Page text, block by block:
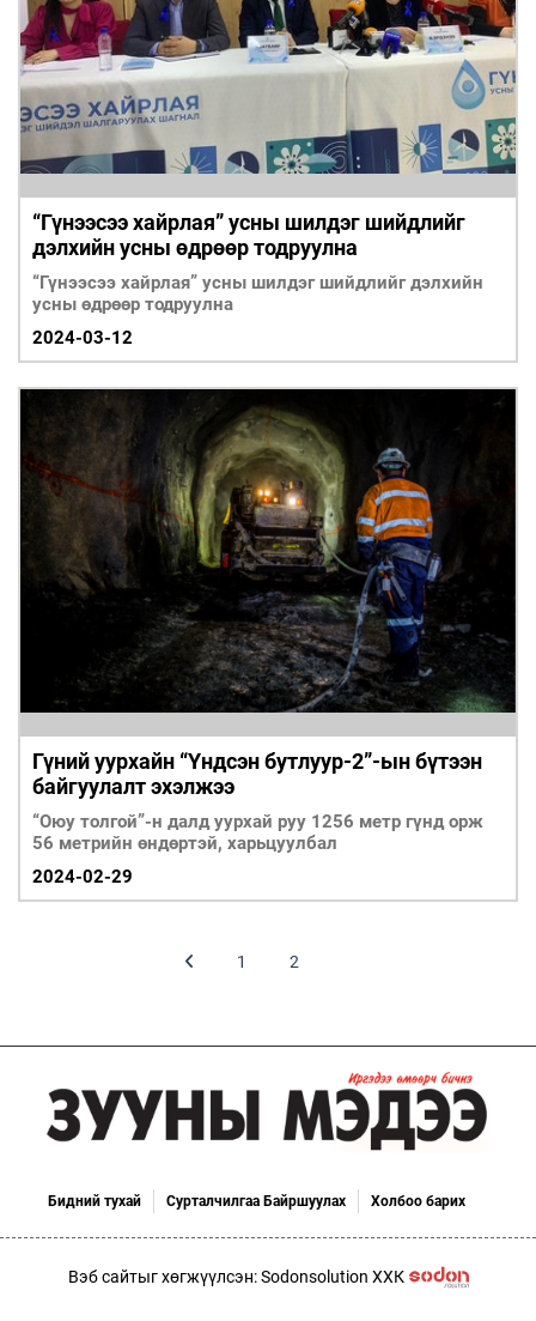
“Гүнээсээ хайрлая” усны шилдэг шийдлийг
дэлхийн усны өдрөөр тодруулна
“Гүнээсээ хайрлая” усны шилдэг шийдлийг дэлхийн
усны өдрөөр тодруулна
2024-03-12
Гүний уурхайн “Үндсэн бутлуур-2”-ын бүтээн
байгуулалт эхэлжээ
“Оюу толгой”-н далд уурхай руу 1256 метр гүнд орж
56 метрийн өндөртэй, харьцуулбал
2024-02-29
1 2
Бидний тухай Сурталчилгаа Байршуулах Холбоо барих
Вэб сайтыг хөгжүүлсэн: Sodonsolution ХХК